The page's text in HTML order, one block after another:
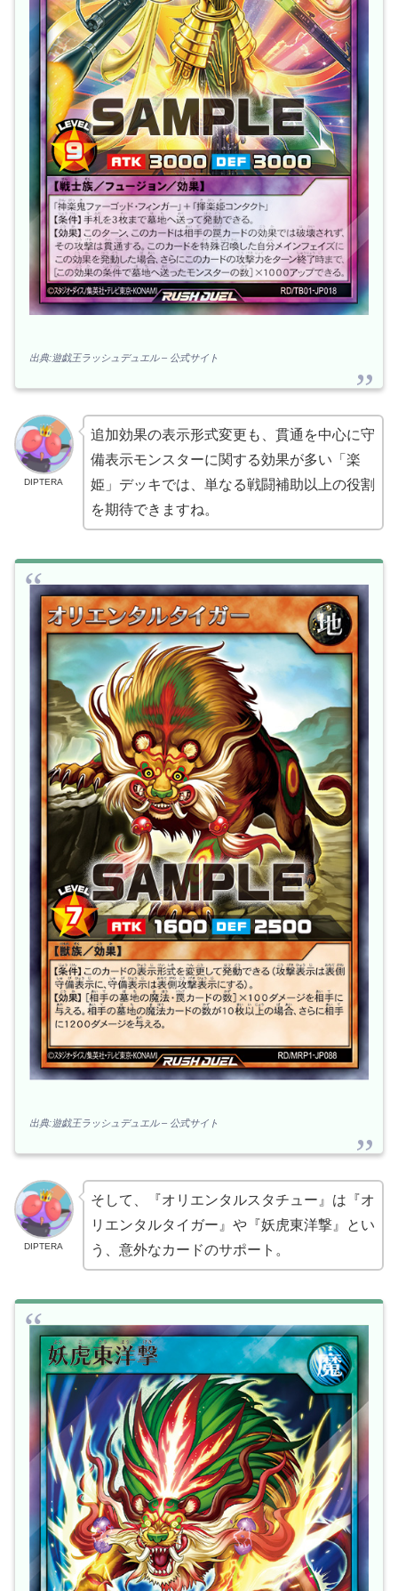
出典:遊戯王ラッシュデュエル – 公式サイト
DIPTERA
追加効果の表示形式変更も、貫通を中心に守
備表示モンスターに関する効果が多い「楽
姫」デッキでは、単なる戦闘補助以上の役割
を期待できますね。
出典:遊戯王ラッシュデュエル – 公式サイト
DIPTERA
そして、『オリエンタルスタチュー』は『オ
リエンタルタイガー』や『妖虎東洋撃』とい
う、意外なカードのサポート。